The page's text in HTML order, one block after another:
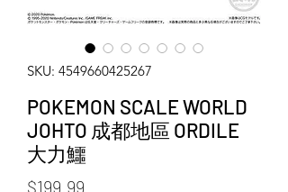
SKU: 4549660425267
POKEMON SCALE WORLD
JOHTO 成都地區 ORDILE
大力鱷
$199.99